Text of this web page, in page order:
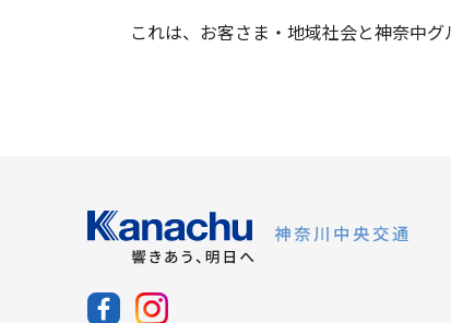
これは、お客さま・地域社会と神奈中